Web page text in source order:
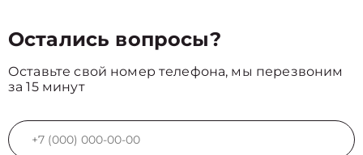
Остались вопросы?
Оставьте свой номер телефона, мы перезвоним
за 15 минут